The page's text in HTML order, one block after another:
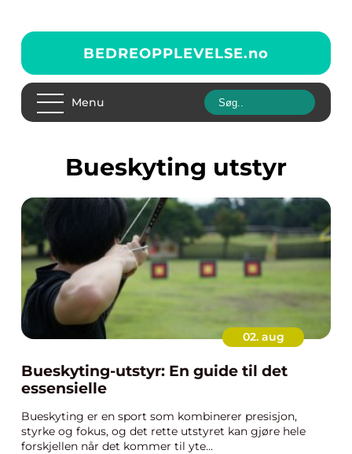
BEDREOPPLEVELSE.no
Menu
bueskyting utstyr
02. aug
Bueskyting-utstyr: En guide til det
essensielle
Bueskyting er en sport som kombinerer presisjon,
styrke og fokus, og det rette utstyret kan gjøre hele
forskjellen når det kommer til yte...